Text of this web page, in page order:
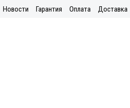
Новости Гарантия Оплата Доставка